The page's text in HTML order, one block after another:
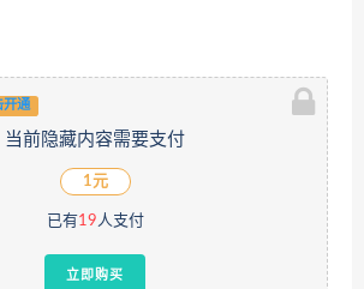
开通
当前隐藏内容需要支付
1元
已有 19人支付
立即购买